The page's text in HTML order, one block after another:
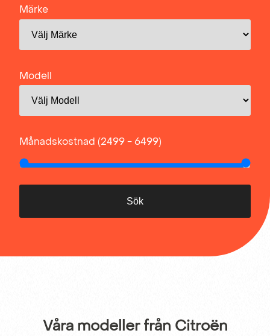
Märke
Modell
Månadskostnad (2499 - 6499)
Sök
Våra modeller från Citroën